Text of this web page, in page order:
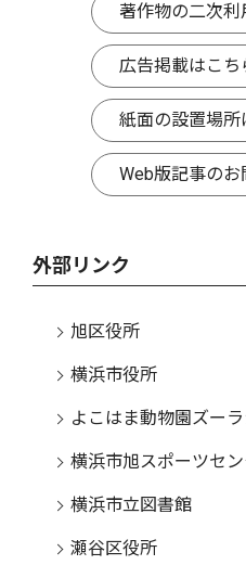
著作物の二次利
広告掲載はこち
紙面の設置場所
Web版記事の
外部リンク
旭区役所
横浜市役所
よこはま動物園ズー
横浜市旭スポーツセン
横浜市立図書館
瀬谷区役所